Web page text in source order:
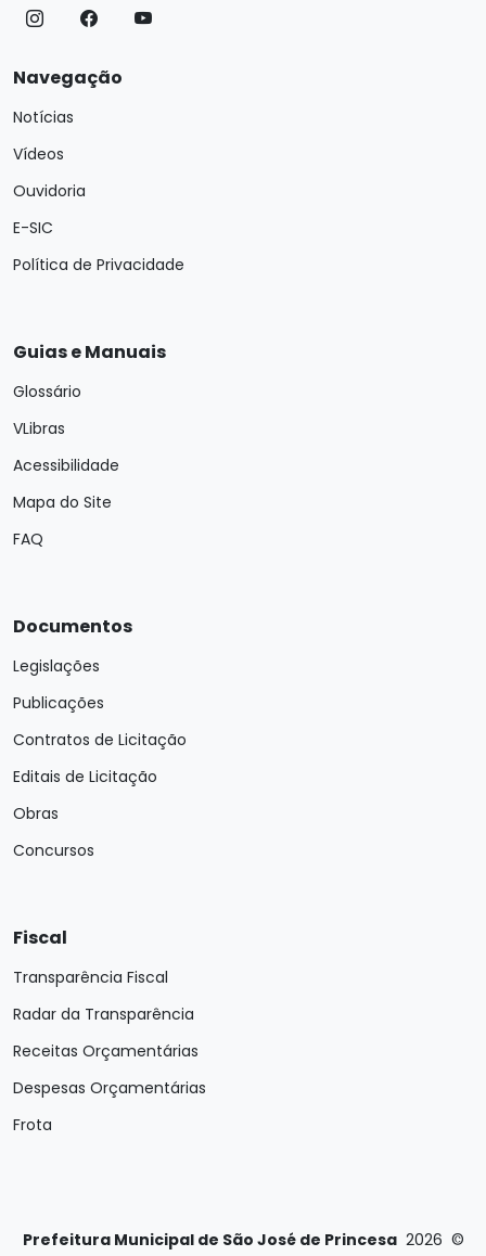
Navegação
Notícias
Vídeos
Ouvidoria
E-SIC
Política de Privacidade
Guias e Manuais
Glossário
VLibras
Acessibilidade
Mapa do Site
FAQ
Documentos
Legislações
Publicações
Contratos de Licitação
Editais de Licitação
Obras
Concursos
Fiscal
Transparência Fiscal
Radar da Transparência
Receitas Orçamentárias
Despesas Orçamentárias
Frota
Prefeitura Municipal de São José de Princesa 2026 ©